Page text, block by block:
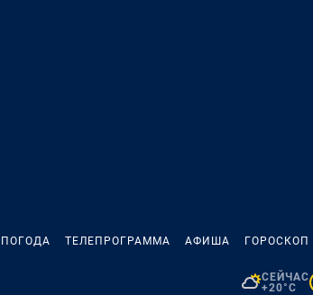
ПОГОДА ТЕЛЕПРОГРАММА АФИША ГОРОСКОП
СЕЙЧАС
+20°C